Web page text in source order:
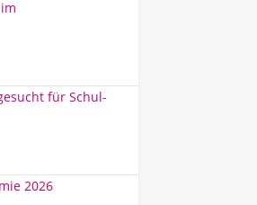
für Schul-
2026